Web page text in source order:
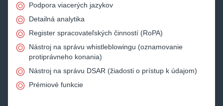
Podpora viacerých jazykov
Detailná analytika
Register spracovateľských činností (RoPA)
Nástroj na správu whistleblowingu (oznamovanie
protiprávneho konania)
Nástroj na správu DSAR (žiadosti o prístup k údajom)
Prémiové funkcie